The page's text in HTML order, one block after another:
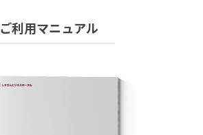
ご利用マニュアル